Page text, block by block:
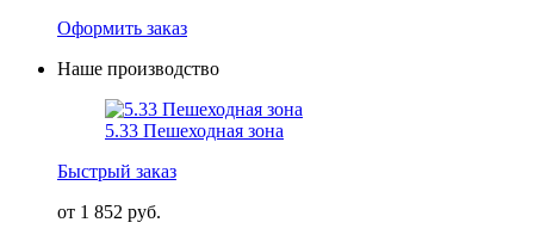
Оформить заказ
Наше производство
5.33 Пешеходная зона
Быстрый заказ
от 1 852 руб.